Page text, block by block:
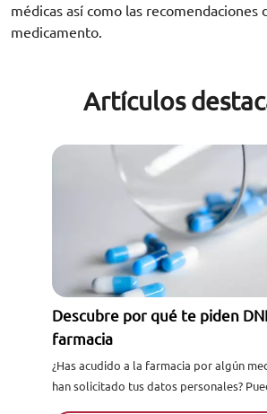
médicas así como las recomendaciones
medicamento.
Artículos
Descubre por qué te piden
farmacia
¿Has acudido a la farmacia por algún
han solicitado tus datos personales?